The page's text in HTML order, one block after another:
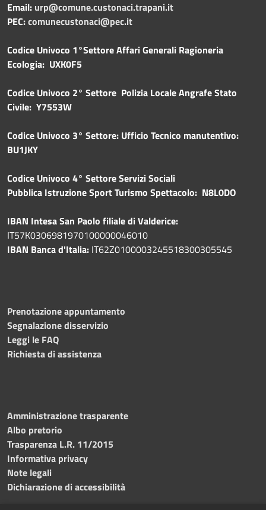
Email: urp@comune.custonaci.trapani.it
PEC:comunecustonaci@pec.it
Codice Univoco 1°Settore Affari Generali Ragioneria
Ecologia: UXK0F5
Codice Univoco 2° Settore Polizia Locale Angrafe Stato
Civile: Y7553W
Codice Univoco 3° Settore: Ufficio Tecnico manutentivo:
BU1JKY
Codice Univoco 4° Settore Servizi Sociali
Pubblica Istruzione Sport Turismo Spettacolo: N8L0DO
IBAN Intesa San Paolo filiale di Valderice:
IT57K0306981970100000046010
IBAN Banca d'Italia: IT62Z0100003245518300305545
Prenotazione appuntamento
Segnalazione disservizio
Leggi le FAQ
Richiesta di assistenza
Amministrazione trasparente
Albo pretorio
Trasparenza L.R. 11/2015
Informativa privacy
Note legali
Dichiarazione di accessibilità